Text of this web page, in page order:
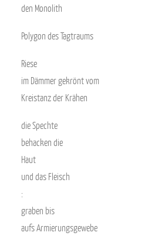
den Monolith
Polygon des Tagtraums
Riese
im Dämmer gekrönt vom
Kreistanz der Krähen
die Spechte
behacken die
Haut
und das Fleisch
:
graben bis
aufs Armierungsgewebe